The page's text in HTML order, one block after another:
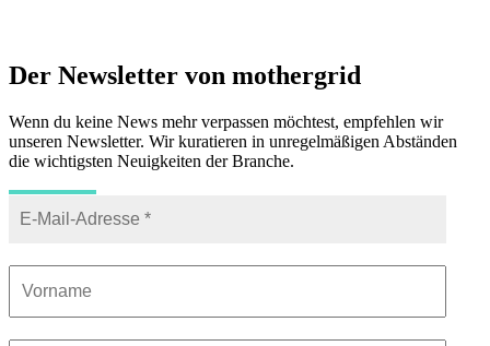
Der Newsletter von mothergrid
Wenn du keine News mehr verpassen möchtest, empfehlen wir
unseren Newsletter. Wir kuratieren in unregelmäßigen Abständen
die wichtigsten Neuigkeiten der Branche.